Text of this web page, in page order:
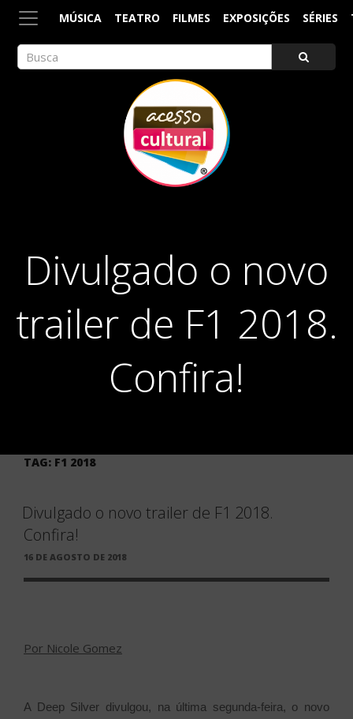
MÚSICA TEATRO FILMES EXPOSIÇÕES SÉRIES
Divulgado o novo
trailer de F1 2018.
Confira!
TAG: F1 2018
Divulgado o novo trailer de F1 2018.
Confira!
PUBLICADO
16 DE AGOSTO DE 2018
Por Nicole Gomez
A Deep Silver divulgou, na última segunda-feira, o novo